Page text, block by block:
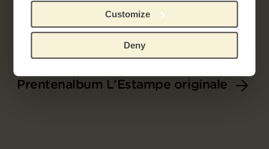
Customize
Deny
Prentenalbum L'Estampe originale